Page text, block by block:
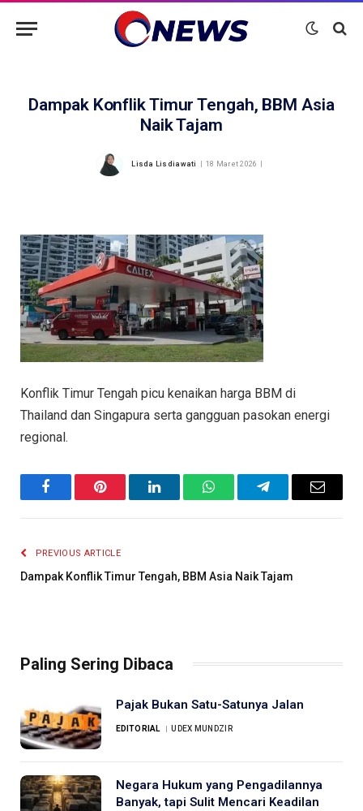
Dampak Konflik Timur Tengah, BBM Asia
Naik Tajam
Lisda Lisdiawati 18 Maret 2026
Konflik Timur Tengah picu kenaikan harga BBM di
Thailand dan Singapura serta gangguan pasokan energi
regional.
FacebookPinterest LinkedInWhatsAppTelegramEmail
PREVIOUS ARTICLE
Dampak Konflik Timur Tengah, BBM Asia Naik Tajam
Paling Sering Dibaca
Pajak Bukan Satu-Satunya Jalan
EDITORIAL UDEX MUNDZIR
Negara Hukum yang Pengadilannya
Banyak, tapi Sulit Mencari Keadilan